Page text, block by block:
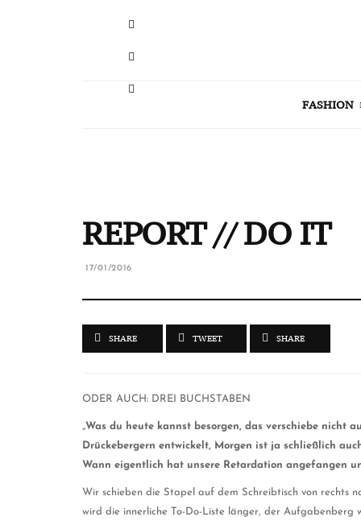
FASHION
REPORT // DO IT
17/01/2016
SHARE TWEET SHARE
ODER AUCH: DREI BUCHSTABEN
„Was du heute kannst besorgen, das verschiebe nicht
Drückebergern entwickelt, Morgen ist ja schließlich
Wann eigentlich hat unsere Retardation angefangen
Wir schieben die Stapel auf dem Schreibtisch von rechts
wird die innerliche To-Do-Liste länger, der Aufgabenberg